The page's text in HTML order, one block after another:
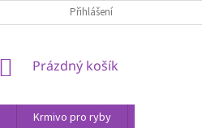
Přihlášení
NÁKUPNÍ
Prázdný košík
Krmivo pro ryby